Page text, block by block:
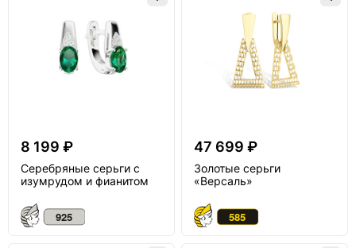
8 199 ₽
Серебряные серьги с
изумрудом и фианитом
47 699 ₽
Золотые серьги
«Версаль»